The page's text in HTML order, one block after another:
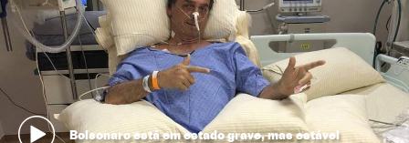
Bolsonaro está em estado grave, mas estável